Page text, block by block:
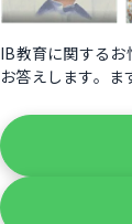
IB教育に関するお
お答えします。ま